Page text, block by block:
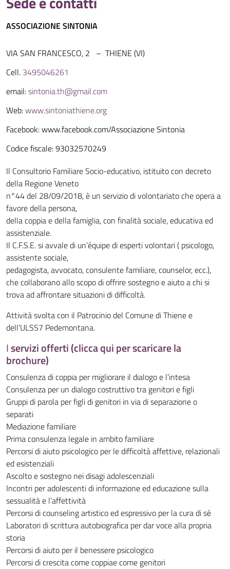
ASSOCIAZIONE SINTONIA
VIA SAN FRANCESCO, 2 – THIENE (VI)
Cell. 3495046261
email:sintonia.th@gmail.com
Web:www.sintoniathiene.org
Facebook: www.facebook.com/Associazione Sintonia
Codice fiscale: 93032570249
Il Consultorio Familiare Socio-educativo, istituito con decreto
della Regione Veneto
n°44 del 28/09/2018, è un servizio di volontariato che opera a
favore della persona,
della coppia e della famiglia, con finalità sociale, educativa ed
assistenziale.
Il C.F.S.E. si avvale di un’équipe di esperti volontari ( psicologo,
assistente sociale,
pedagogista, avvocato, consulente familiare, counselor, ecc.),
che collaborano allo scopo di offrire sostegno e aiuto a chi si
trova ad affrontare situazioni di difficoltà.
Attività svolta con il Patrocinio del Comune di Thiene e
dell’ULSS7 Pedemontana.
Iservizi offerti (clicca qui per scaricare la
brochure)
Consulenza di coppia per migliorare il dialogo e l’intesa
Consulenza per un dialogo costruttivo tra genitori e figli
Gruppi di parola per figli di genitori in via di separazione o
separati
Mediazione familiare
Prima consulenza legale in ambito familiare
Percorsi di aiuto psicologico per le difficoltà affettive, relazionali
ed esistenziali
Ascolto e sostegno nei disagi adolescenziali
Incontri per adolescenti di informazione ed educazione sulla
sessualità e l’affettività
Percorsi di counseling artistico ed espressivo per la cura di sè
Laboratori di scrittura autobiografica per dar voce alla propria
storia
Percorsi di aiuto per il benessere psicologico
Percorsi di crescita come coppiae come genitori